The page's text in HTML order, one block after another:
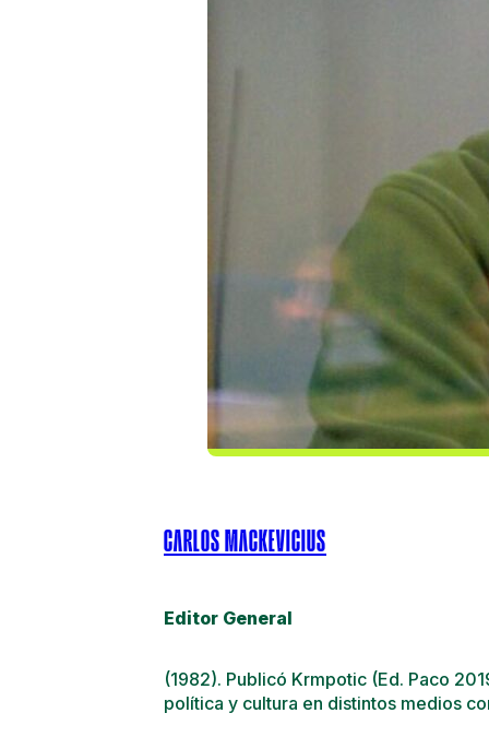
CARLOS MACKEVICIUS
Editor General
(1982). Publicó Krmpotic (Ed. Paco
política y cultura en distintos medios